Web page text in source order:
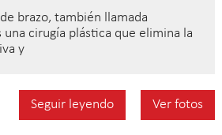
brazo, también llamada
cirugía plástica que elimina la
y
Seguir leyendo Ver fotos